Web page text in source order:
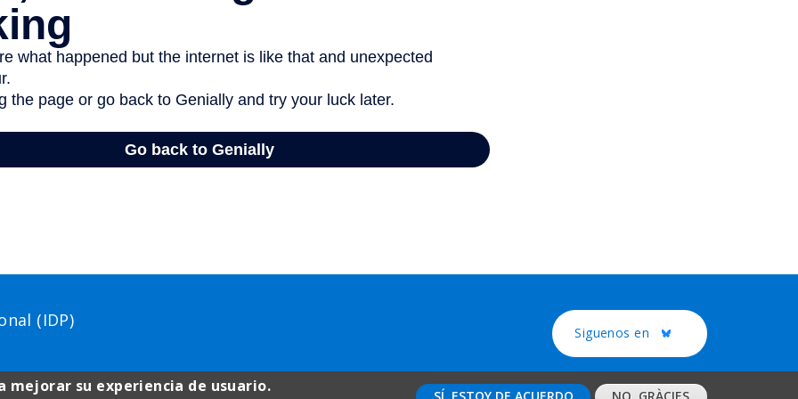
(IDP)
Siguenos en Twitter
Avís legal Protecció de dades Contacto
su experiencia de usuario.
SÍ, ESTOY DE ACUERDO NO, GRÀCIES